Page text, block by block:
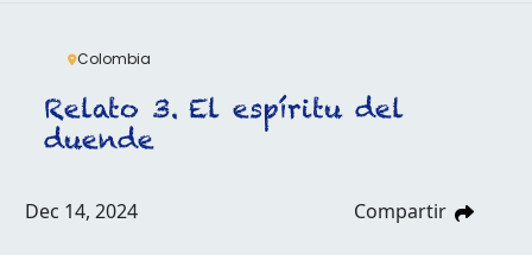
Colombia
Relato 3. El espíritu del
duende
Dec 14, 2024 Compartir